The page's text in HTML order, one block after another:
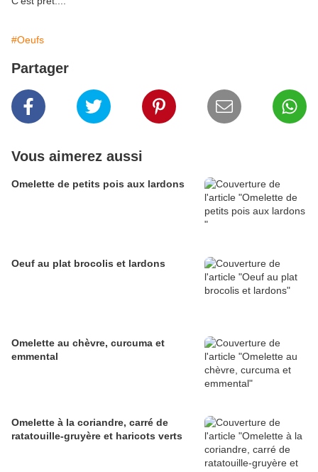
#Oeufs
Partager
Vous aimerez aussi
Omelette de petits pois aux lardons
Oeuf au plat brocolis et lardons
Omelette au chèvre, curcuma et
emmental
Omelette à la coriandre, carré de
ratatouille-gruyère et haricots verts